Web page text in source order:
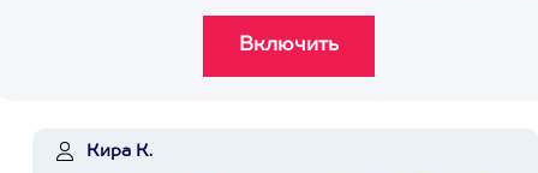
Кира К.